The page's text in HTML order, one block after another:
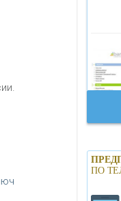
Б
ПО